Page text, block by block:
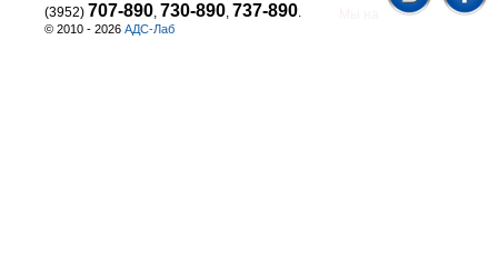
© 2010 - 2026 АДС-Лаб
(3952) 707-890, 730-890, 737-890.